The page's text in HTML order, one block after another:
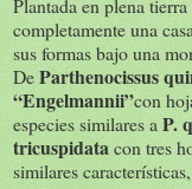
Plantada en plena
completamente una
sus formas bajo una
DeParthenocissus
“Engelmannii”con
especies similares a P.
tricuspidatacon tres
similares